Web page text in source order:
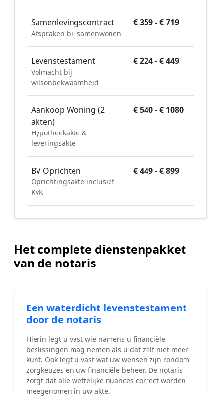
Samenlevingscontract
Afspraken bij samenwonen
€ 359 - € 719
Levenstestament
Volmacht bij
wilsonbekwaamheid
€ 224 - € 449
Aankoop Woning (2
akten)
Hypotheekakte &
leveringsakte
€ 540 - € 1080
BV Oprichten
Oprichtingsakte inclusief
KvK
€ 449 - € 899
Het complete dienstenpakket
van de notaris
Een waterdicht levenstestament
door de notaris
Hierin legt u vast wie namens u financiële
beslissingen mag nemen als u dat zelf niet meer
kunt. Ook legt u vast wat uw wensen zijn rondom
zorgkeuzes en uw financiële beheer. De notaris
zorgt dat alle wettelijke nuances correct worden
meegenomen in uw akte.